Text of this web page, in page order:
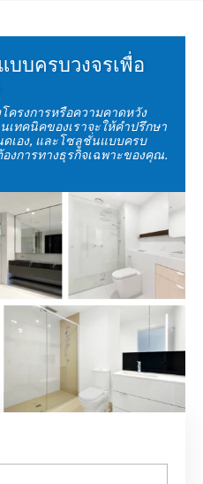
บครบวงจรเพื่อ
ครงการหรือความคาดหวัง
ทคนิคของเราจะให้คำปรึกษา
ดเอง, และโซลูชั่นแบบครบ
งการทางธุรกิจเฉพาะของคุณ.